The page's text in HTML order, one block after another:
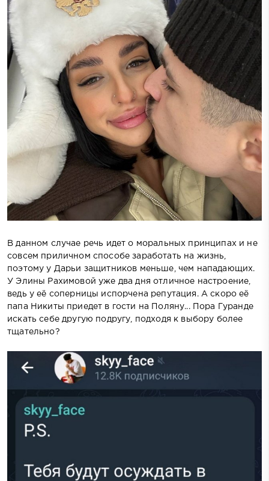
В данном случае речь идет о моральных принципах и не
совсем приличном способе заработать на жизнь,
поэтому у Дарьи защитников меньше, чем нападающих.
У Элины Рахимовой уже два дня отличное настроение,
ведь у её соперницы испорчена репутация. А скоро её
папа Никиты приедет в гости на Поляну... Пора Гуранде
искать себе другую подругу, подходя к выбору более
тщательно?